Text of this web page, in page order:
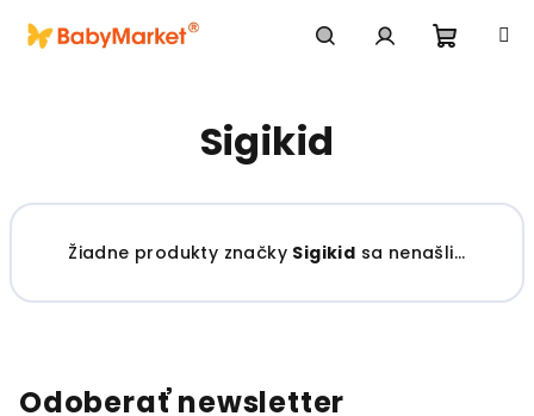
Sigikid
Žiadne produkty značky Sigikid sa nenašli...
Odoberať newsletter